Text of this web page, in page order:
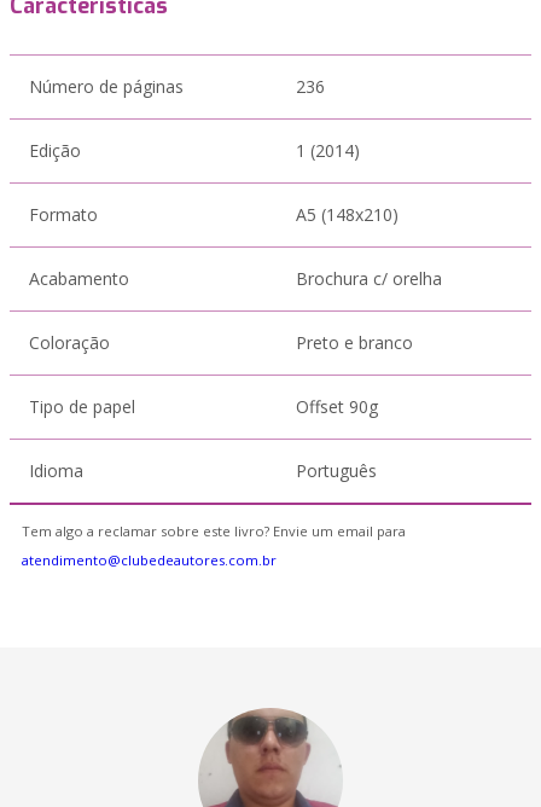
Características
Número de páginas 236
Edição 1 (2014)
Formato A5 (148x210)
Acabamento Brochura c/ orelha
Coloração Preto e branco
Tipo de papel Offset 90g
Idioma Português
Tem algo a reclamar sobre este livro? Envie um email para
atendimento@clubedeautores.com.br